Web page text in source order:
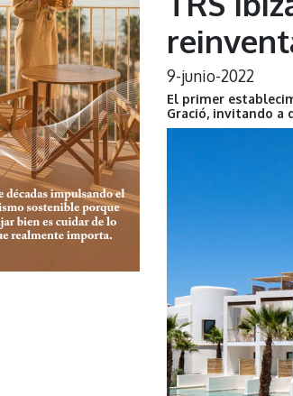
9-junio-2022
El primer
Gració, invitando a